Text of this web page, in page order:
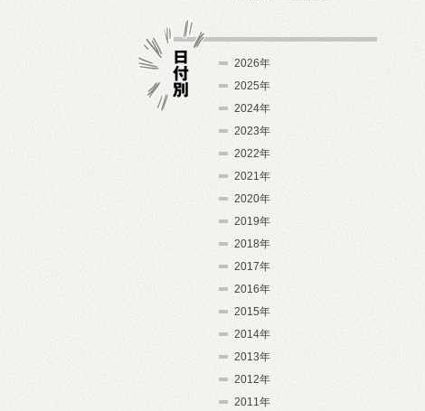
2026年
2025年
2024年
2023年
2022年
2021年
2020年
2019年
2018年
2017年
2016年
2015年
2014年
2013年
2012年
2011年